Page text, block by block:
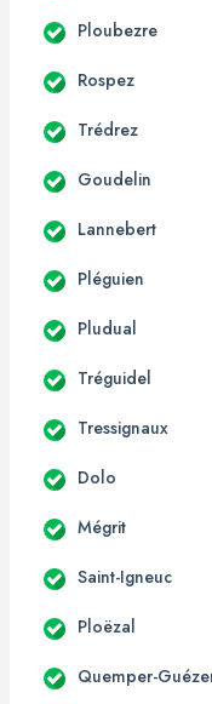
Ploubezre
Rospez
Trédrez
Goudelin
Lannebert
Pléguien
Pludual
Tréguidel
Tressignaux
Dolo
Mégrit
Saint-Igneuc
Ploëzal
Quemper-